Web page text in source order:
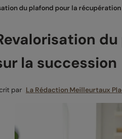
du plafond pour la récupération
la succession
par La Rédaction Meilleurtaux